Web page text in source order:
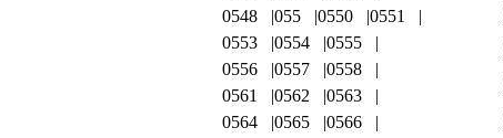
0548
055 0550
0551
0553
0554
0555
0556
0557
0558
0561
0562
0563
0564
0565
0566